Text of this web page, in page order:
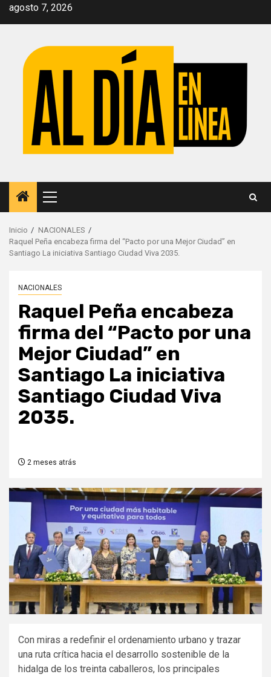
Saltar
agosto 7, 2026
Menú
principal
Inicio
NACIONALES
Raquel Peña encabeza firma del “Pacto por una Mejor Ciudad” en
Santiago La iniciativa Santiago Ciudad Viva 2035.
NACIONALES
Raquel Peña encabeza
firma del “Pacto por una
Mejor Ciudad” en
Santiago La iniciativa
Santiago Ciudad Viva
2035.
2 meses atrás
Con miras a redefinir el ordenamiento urbano y trazar
una ruta crítica hacia el desarrollo sostenible de la
hidalga de los treinta caballeros, los principales